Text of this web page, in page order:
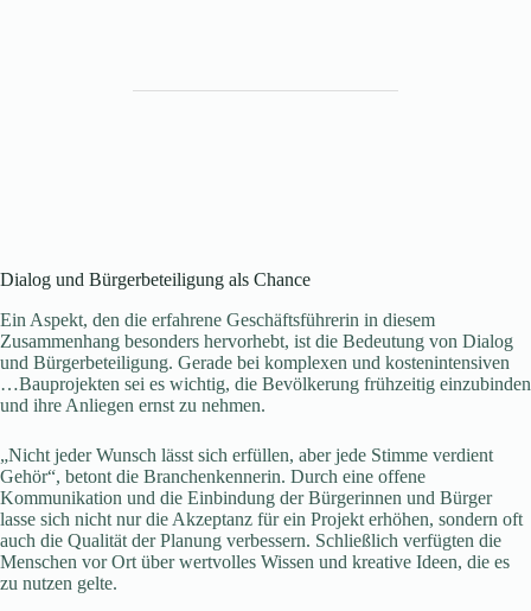
Dialog und Bürgerbeteiligung als Chance
Ein Aspekt, den die erfahrene Geschäftsführerin in diesem
Zusammenhang besonders hervorhebt, ist die Bedeutung von Dialog
und Bürgerbeteiligung. Gerade bei komplexen und kostenintensiven
…Bauprojekten sei es wichtig, die Bevölkerung frühzeitig einzubinden
und ihre Anliegen ernst zu nehmen.
„Nicht jeder Wunsch lässt sich erfüllen, aber jede Stimme verdient
Gehör“, betont die Branchenkennerin. Durch eine offene
Kommunikation und die Einbindung der Bürgerinnen und Bürger
lasse sich nicht nur die Akzeptanz für ein Projekt erhöhen, sondern oft
auch die Qualität der Planung verbessern. Schließlich verfügten die
Menschen vor Ort über wertvolles Wissen und kreative Ideen, die es
zu nutzen gelte.